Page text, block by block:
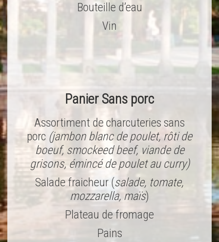
Bouteille d’eau
Vin
Panier Sans porc
Assortiment de charcuteries sans
porc (jambon blanc de poulet, rôti de
boeuf, smockeed beef, viande de
grisons, émincé de poulet au curry)
Salade fraicheur (salade, tomate,
mozzarella, maïs)
Plateau de fromage
Pains